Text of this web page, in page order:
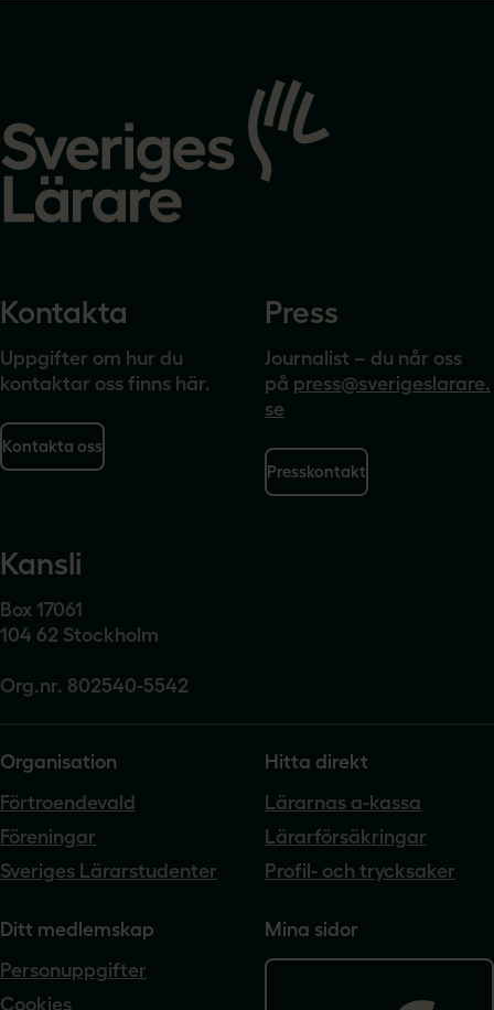
startsidan
Kontakta
Uppgifter om hur du
kontaktar oss finns här.
Kontakta oss
Press
Journalist – du når oss
på press@sverigeslarare.
se
Presskontakt
Kansli
Box 17061
104 62 Stockholm
Org.nr. 802540-5542
Organisation
Förtroendevald
Föreningar
Sveriges Lärarstudenter
Hitta direkt
Lärarnas a-kassa
Lärarförsäkringar
Profil- och trycksaker
Ditt medlemskap
Personuppgifter
Cookies
Mina sidor